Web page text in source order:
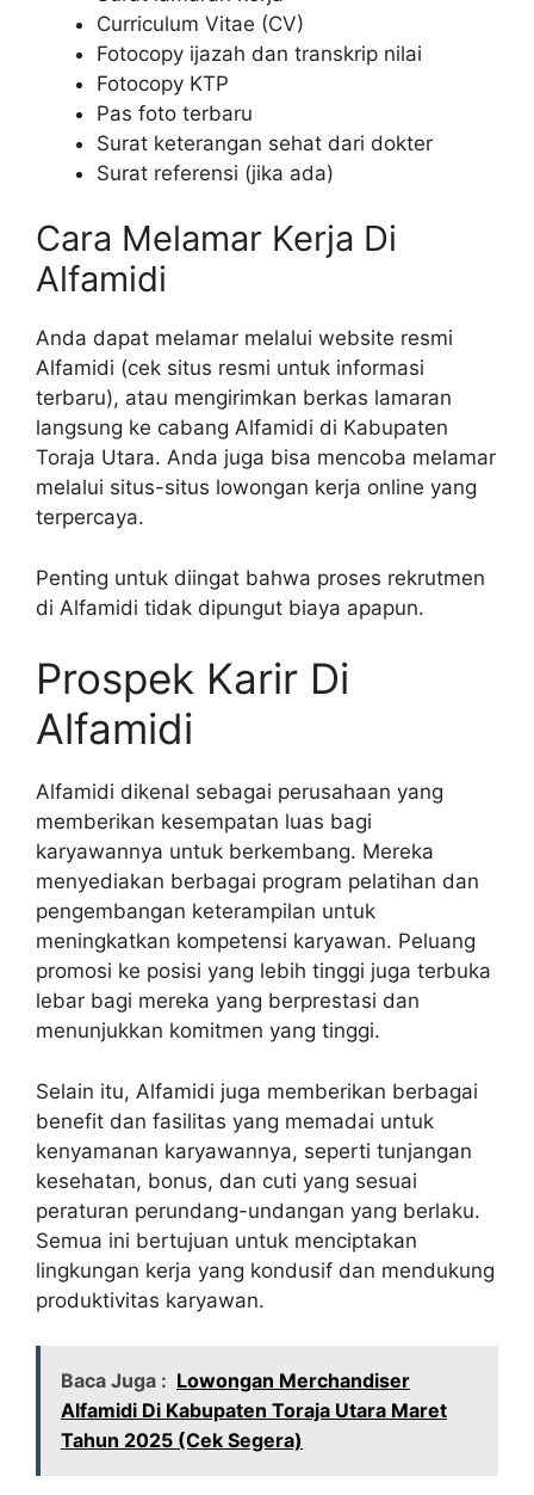
Curriculum Vitae (CV)
Fotocopy ijazah dan transkrip nilai
Fotocopy KTP
Pas foto terbaru
Surat keterangan sehat dari dokter
Surat referensi (jika ada)
Cara Melamar Kerja Di
Alfamidi
Anda dapat melamar melalui website resmi
Alfamidi (cek situs resmi untuk informasi
terbaru), atau mengirimkan berkas lamaran
langsung ke cabang Alfamidi di Kabupaten
Toraja Utara. Anda juga bisa mencoba melamar
melalui situs-situs lowongan kerja online yang
terpercaya.
Penting untuk diingat bahwa proses rekrutmen
di Alfamidi tidak dipungut biaya apapun.
Prospek Karir Di
Alfamidi
Alfamidi dikenal sebagai perusahaan yang
memberikan kesempatan luas bagi
karyawannya untuk berkembang. Mereka
menyediakan berbagai program pelatihan dan
pengembangan keterampilan untuk
meningkatkan kompetensi karyawan. Peluang
promosi ke posisi yang lebih tinggi juga terbuka
lebar bagi mereka yang berprestasi dan
menunjukkan komitmen yang tinggi.
Selain itu, Alfamidi juga memberikan berbagai
benefit dan fasilitas yang memadai untuk
kenyamanan karyawannya, seperti tunjangan
kesehatan, bonus, dan cuti yang sesuai
peraturan perundang-undangan yang berlaku.
Semua ini bertujuan untuk menciptakan
lingkungan kerja yang kondusif dan mendukung
produktivitas karyawan.
Baca Juga : Lowongan Merchandiser
Alfamidi Di Kabupaten Toraja Utara Maret
Tahun 2025 (Cek Segera)